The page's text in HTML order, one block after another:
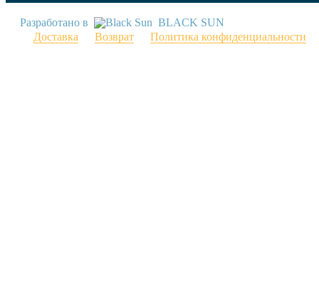
Разработано в
BLACK SUN
Доставка
Возврат Политика конфиденциальности